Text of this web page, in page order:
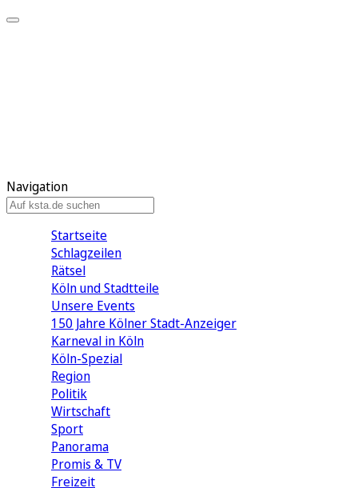
Navigation
Startseite
Schlagzeilen
Rätsel
Köln und Stadtteile
Unsere Events
150 Jahre Kölner Stadt-Anzeiger
Karneval in Köln
Köln-Spezial
Region
Politik
Wirtschaft
Sport
Panorama
Promis & TV
Freizeit